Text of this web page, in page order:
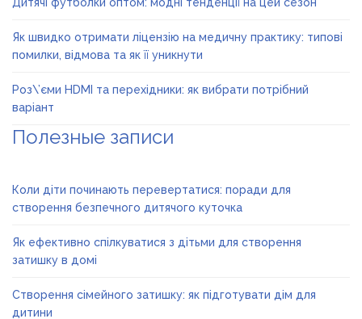
Як швидко отримати ліцензію на медичну практику: типові
помилки, відмова та як її уникнути
Роз\’єми HDMI та перехідники: як вибрати потрібний
варіант
Полезные записи
Коли діти починають перевертатися: поради для
створення безпечного дитячого куточка
Як ефективно спілкуватися з дітьми для створення
затишку в домі
Створення сімейного затишку: як підготувати дім для
дитини